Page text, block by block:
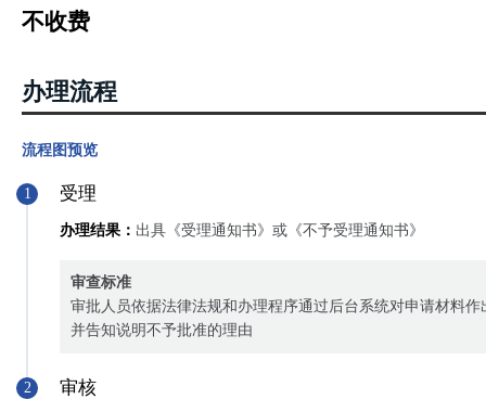
不收费
办理流程
流程图预览
1 受理
办理结果： 出具《受理通知书》或《不予受理通知书》
审查标准
审批人员依据法律法规和办理程序通过后台系统对申请材料
并告知说明不予批准的理由
2 审核